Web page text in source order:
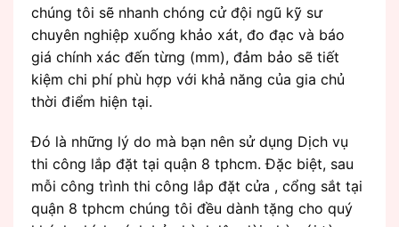
chúng tôi sẽ nhanh chóng cử đội ngũ kỹ sư
chuyên nghiệp xuống khảo xát, đo đạc và báo
giá chính xác đến từng (mm), đảm bảo sẽ tiết
kiệm chi phí phù hợp với khả năng của gia chủ
thời điểm hiện tại.
Đó là những lý do mà bạn nên sử dụng Dịch vụ
thi công lắp đặt tại quận 8 tphcm. Đặc biệt, sau
mỗi công trình thi công lắp đặt cửa , cổng sắt tại
quận 8 tphcm chúng tôi đều dành tặng cho quý